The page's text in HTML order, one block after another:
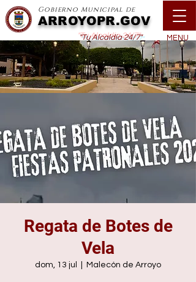
Gobierno Municipal de
ARROYOPR.GOV
"Tu Alcaldía 24/7" MENU
Regata de Botes de
Vela
dom, 13 jul Malecón de Arroyo